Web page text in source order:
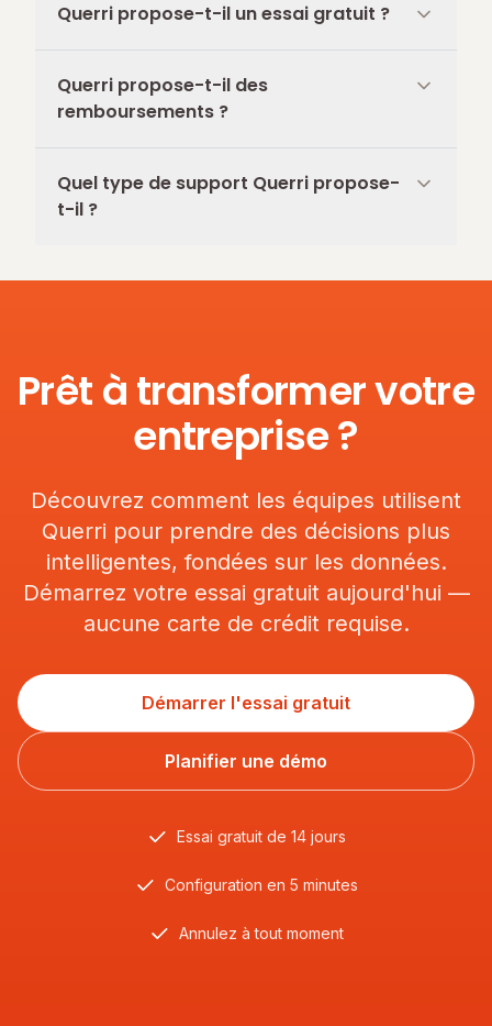
Querri propose-t-il un essai gratuit ?
Querri propose-t-il des
remboursements ?
Quel type de support Querri propose-
t-il ?
Prêt à transformer votre
entreprise ?
Découvrez comment les équipes utilisent
Querri pour prendre des décisions plus
intelligentes, fondées sur les données.
Démarrez votre essai gratuit aujourd'hui —
aucune carte de crédit requise.
Démarrer l'essai gratuit
Planifier une démo
Essai gratuit de 14 jours
Configuration en 5 minutes
Annulez à tout moment